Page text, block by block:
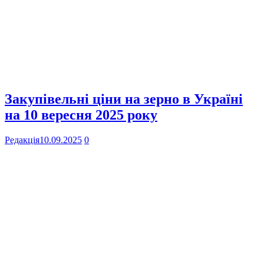
Закупівельні ціни на зерно в Україні
на 10 вересня 2025 року
Редакція10.09.2025 0